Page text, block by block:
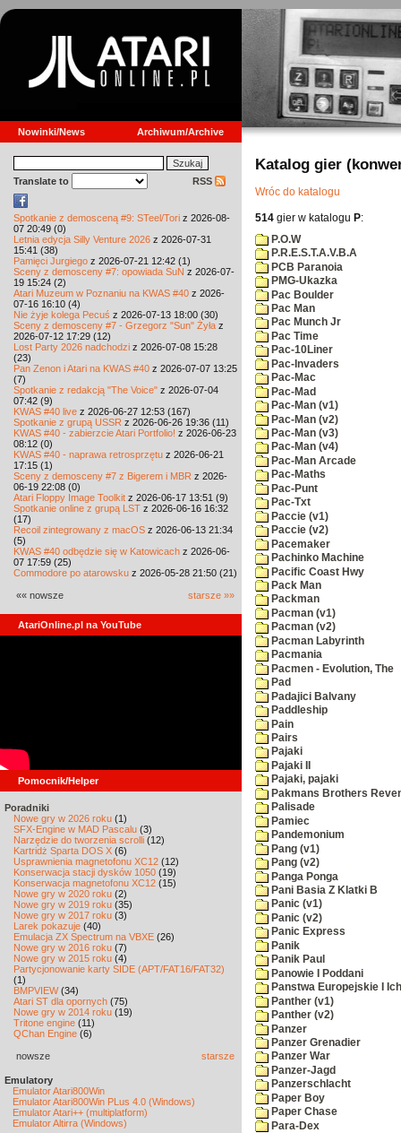
Nowinki/News Archiwum/Archive
Translate to RSS
Spotkanie z demosceną #9: STeel/Tori z 2026-08-
07 20:49 (0)
Letnia edycja Silly Venture 2026 z 2026-07-31
15:41 (38)
Pamięci Jurgiego z 2026-07-21 12:42 (1)
Sceny z demosceny #7: opowiada SuN z 2026-07-
19 15:24 (2)
Atari Muzeum w Poznaniu na KWAS #40 z 2026-
07-16 16:10 (4)
Nie żyje kolega Pecuś z 2026-07-13 18:00 (30)
Sceny z demosceny #7 - Grzegorz "Sun" Żyła z
2026-07-12 17:29 (12)
Lost Party 2026 nadchodzi z 2026-07-08 15:28
(23)
Pan Zenon i Atari na KWAS #40 z 2026-07-07 13:25
(7)
Spotkanie z redakcją "The Voice" z 2026-07-04
07:42 (9)
KWAS #40 live z 2026-06-27 12:53 (167)
Spotkanie z grupą USSR z 2026-06-26 19:36 (11)
KWAS #40 - zabierzcie Atari Portfolio! z 2026-06-23
08:12 (0)
KWAS #40 - naprawa retrosprzętu z 2026-06-21
17:15 (1)
Sceny z demosceny #7 z Bigerem i MBR z 2026-
06-19 22:08 (0)
Atari Floppy Image Toolkit z 2026-06-17 13:51 (9)
Spotkanie online z grupą LST z 2026-06-16 16:32
(17)
Recoil zintegrowany z macOS z 2026-06-13 21:34
(5)
KWAS #40 odbędzie się w Katowicach z 2026-06-
07 17:59 (25)
Commodore po atarowsku z 2026-05-28 21:50 (21)
«« nowsze starsze »»
AtariOnline.pl na YouTube
Pomocnik/Helper
Poradniki
Nowe gry w 2026 roku (1)
SFX-Engine w MAD Pascalu (3)
Narzędzie do tworzenia scrolli (12)
Kartridż Sparta DOS X (6)
Usprawnienia magnetofonu XC12 (12)
Konserwacja stacji dysków 1050 (19)
Konserwacja magnetofonu XC12 (15)
Nowe gry w 2020 roku (2)
Nowe gry w 2019 roku (35)
Nowe gry w 2017 roku (3)
Larek pokazuje (40)
Emulacja ZX Spectrum na VBXE (26)
Nowe gry w 2016 roku (7)
Nowe gry w 2015 roku (4)
Partycjonowanie karty SIDE (APT/FAT16/FAT32)
(1)
BMPVIEW(34)
Atari ST dla opornych (75)
Nowe gry w 2014 roku (19)
Tritone engine (11)
QChan Engine (6)
nowsze starsze
Emulatory
Emulator Atari800Win
Emulator Atari800Win PLus 4.0 (Windows)
Emulator Atari++ (multiplatform)
Emulator Altirra (Windows)
Katalog gier
Wróc do katalogu
514 gier w katalogu P:
P.O.W
P.R.E.S.T.A.V.B.A
PCB Paranoia
PMG-Ukazka
Pac Boulder
Pac Man
Pac Munch Jr
Pac Time
Pac-10Liner
Pac-Invaders
Pac-Mac
Pac-Mad
Pac-Man (v1)
Pac-Man (v2)
Pac-Man (v3)
Pac-Man (v4)
Pac-Man Arcade
Pac-Maths
Pac-Punt
Pac-Txt
Paccie (v1)
Paccie (v2)
Pacemaker
Pachinko Machine
Pacific Coast Hwy
Pack Man
Packman
Pacman (v1)
Pacman (v2)
Pacman Labyrinth
Pacmania
Pacmen - Evolution, The
Pad
Padajici Balvany
Paddleship
Pain
Pairs
Pajaki
Pajaki II
Pajaki, pajaki
Pakmans Brothers
Palisade
Pamiec
Pandemonium
Pang (v1)
Pang (v2)
Panga Ponga
Pani Basia Z Klatki B
Panic (v1)
Panic (v2)
Panic Express
Panik
Panik Paul
Panowie I Poddani
Panstwa Europejskie I
Panther (v1)
Panther (v2)
Panzer
Panzer Grenadier
Panzer War
Panzer-Jagd
Panzerschlacht
Paper Boy
Paper Chase
Para-Dex